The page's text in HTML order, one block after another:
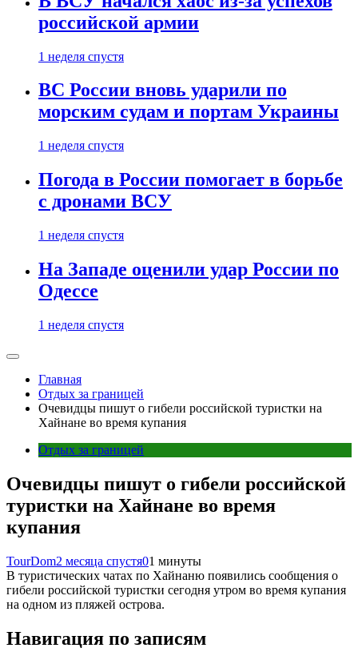
российской армии
1 неделя спустя
ВС России вновь ударили по
морским судам и портам Украины
1 неделя спустя
Погода в России помогает в борьбе
с дронами ВСУ
1 неделя спустя
На Западе оценили удар России по
Одессе
1 неделя спустя
Главная
Отдых за границей
Очевидцы пишут о гибели российской туристки на
Хайнане во время купания
Отдых за границей
Очевидцы пишут о гибели российской
туристки на Хайнане во время
купания
TourDom2 месяца спустя01 минуты
В туристических чатах по Хайнаню появились сообщения о
гибели российской туристки сегодня утром во время купания
на одном из пляжей острова.
Навигация по записям